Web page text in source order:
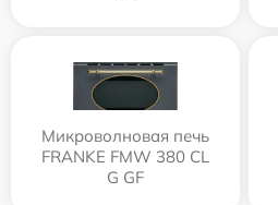
Микроволновая печь
FRANKE FMW 380 CL
G GF